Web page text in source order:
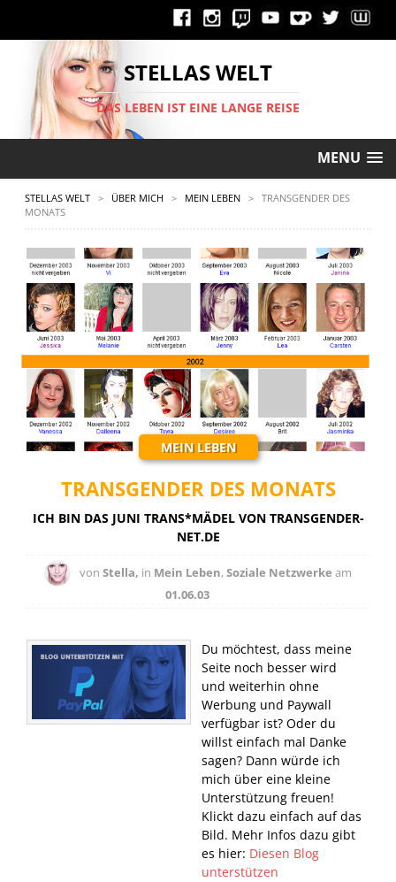
STELLAS WELT
DAS LEBEN IST EINE LANGE REISE
MENU
STELLAS WELT > ÜBER MICH > MEIN LEBEN > TRANSGENDER DES
MONATS
MEIN LEBEN
TRANSGENDER DES MONATS
ICH BIN DAS JUNI TRANS*MÄDEL VON TRANSGENDER-
NET.DE
von Stella, in Mein Leben,Soziale Netzwerke am
01.06.03
Du möchtest, dass meine
Seite noch besser wird
und weiterhin ohne
Werbung und Paywall
verfügbar ist? Oder du
willst einfach mal Danke
sagen? Dann würde ich
mich über eine kleine
Unterstützung freuen!
Klickt dazu einfach auf das
Bild. Mehr Infos dazu gibt
es hier: Diesen Blog
unterstützen